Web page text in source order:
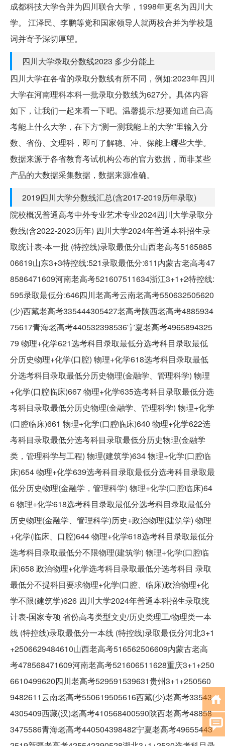
成都科技大学合并为四川联合大学，1998年更名为四川大
学。 江泽民、李鹏等党和国家领导人就两校合并为学校题
词并寄予深切厚望。
四川大学录取分数线2023 多少分能上
四川大学在各省的录取分数线有所不同，例如:2023年四川
大学在河南理科本科一批录取分数线为627分。具体内容
如下，让我们一起来看一下吧。温馨提示:想要知道自己高
考能上什么大学，在下方“测一测我能上的大学”里输入分
数、省份、文理科，即可了解稳、冲、保能上哪些大学。
数据来源于各省教育考试机构公布的官方数据，而非某些
产品的大数据采集数据，数据来源准确。
2019四川大学分数线汇总(含2017-2019历年录取)
院校概况普通高考中外专业艺术专业2024四川大学录取分
数线(含2022-2023历年) 四川大学2024年普通本科招生录
取统计表-本一批 (特控线)录取最低分山西老高考5165885
06619山东3+3特控线:521录取最低分:611内蒙古老高考47
8586471609河南老高考521607511634浙江3+1+2特控线:
595录取最低分:646四川老高考云南老高考550632505620
(少)西藏老高考335444305427老高考陕西老高考4885934
75617青海老高考440532398536宁夏老高考4965894325
79 物理+化学621选考科目录取最低分选考科目录取最低
分历史物理+化学(口腔) 物理+化学618选考科目录取最低
分选考科目录取最低分历史物理(金融学、管理科学) 物理
+化学(口腔临床)667 物理+化学635选考科目录取最低分选
考科目录取最低分历史物理(金融学、管理科学) 物理+化学
(口腔临床)661 物理+化学(口腔临床)640 物理+化学622选
考科目录取最低分选考科目录取最低分历史物理(金融学
类，管理科学与工程) 物理(建筑学)634 物理+化学(口腔临
床)654 物理+化学639选考科目录取最低分选考科目录取最
低分历史物理(金融学，管理科学) 物理+化学(口腔临床)64
6 物理+化学618选考科目录取最低分选考科目录取最低分
历史物理(金融学、管理科学)历史+政治物理(建筑学) 物理
+化学(临床、口腔)644 物理+化学618选考科目录取最低分
选考科目录取最低分不限物理(建筑学) 物理+化学(口腔临
床)658 政治物理+化学选考科目录取最低分选考科目 录取
最低分不提科目要求物理+化学(口腔、临床)政治物理+化
学不限(建筑学)626 四川大学2024年普通本科招生录取统
计表-国家专项 省份高考类型文史/历史类理工/物理类一本
线 (特控线)录取最低分一本线 (特控线)录取最低分河北3+1
+2506629484610山西老高考516562506609内蒙古老高
考478568471609河南老高考521606511628重庆3+1+250
6610499620四川老高考529591539631贵州3+1+250560
9482611云南老高考550619505616西藏(少)老高考33543
4305409西藏(汉)老高考410568400590陕西老高考48858
3475586青海老高考440504398482宁夏老高考49655443